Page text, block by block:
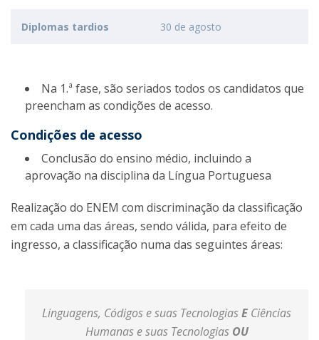
Diplomas tardios 30 de agosto
Na 1.ª fase, são seriados todos os candidatos que
preencham as condições de acesso.
Condições de acesso
Conclusão do ensino médio, incluindo a
aprovação na disciplina da Língua Portuguesa
Realização do ENEM com discriminação da classificação
em cada uma das áreas, sendo válida, para efeito de
ingresso, a classificação numa das seguintes áreas:
Linguagens, Códigos e suas TecnologiasE Ciências
Humanas e suas Tecnologias OU